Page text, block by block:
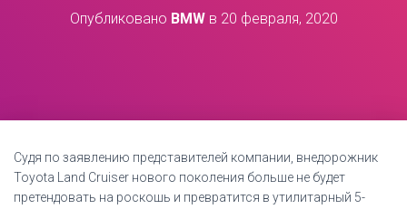
Опубликовано BMWв 20 февраля, 2020
Судя по заявлению представителей компании, внедорожник
Toyota Land Cruiser нового поколения больше не будет
претендовать на роскошь и превратится в утилитарный 5-